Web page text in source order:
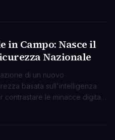
in Campo: Nasce il
Nazionale
di un nuovo
basata sull'intelligenza
contrastare le minacce digitali